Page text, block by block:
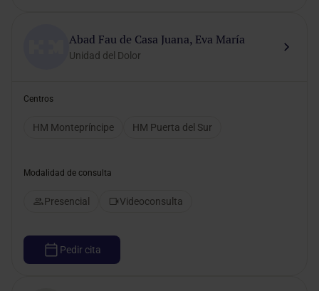
Abad Fau de Casa Juana, Eva María
Unidad del Dolor
Centros
HM Montepríncipe HM Puerta del Sur
Modalidad de consulta
Presencial Videoconsulta
Pedir cita